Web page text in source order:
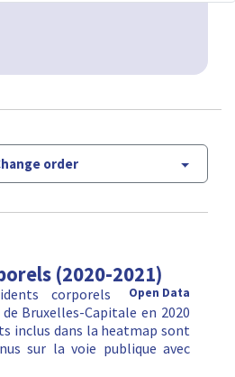
order
(2020-2021)
Open Data
corporels
Bruxelles-Capitale en 2020
inclus dans la heatmap sont
sur la voie publique avec